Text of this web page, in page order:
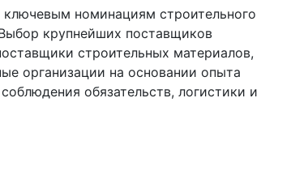
номинациям строительного
крупнейших поставщиков
строительных материалов,
организации на основании опыта
обязательств, логистики и